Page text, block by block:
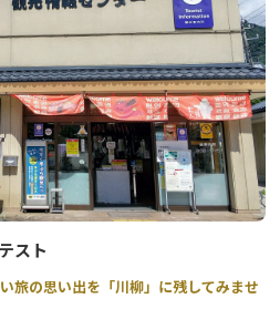
スト
旅の思い出を「川柳」に残してみませ